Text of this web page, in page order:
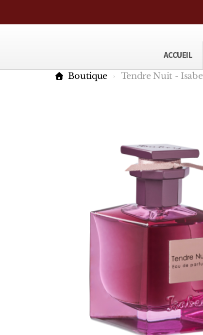
ACCUEIL
Boutique Tendre Nuit -